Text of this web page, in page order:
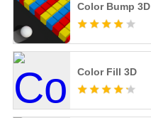
Color Bump 3D
Color Fill 3D